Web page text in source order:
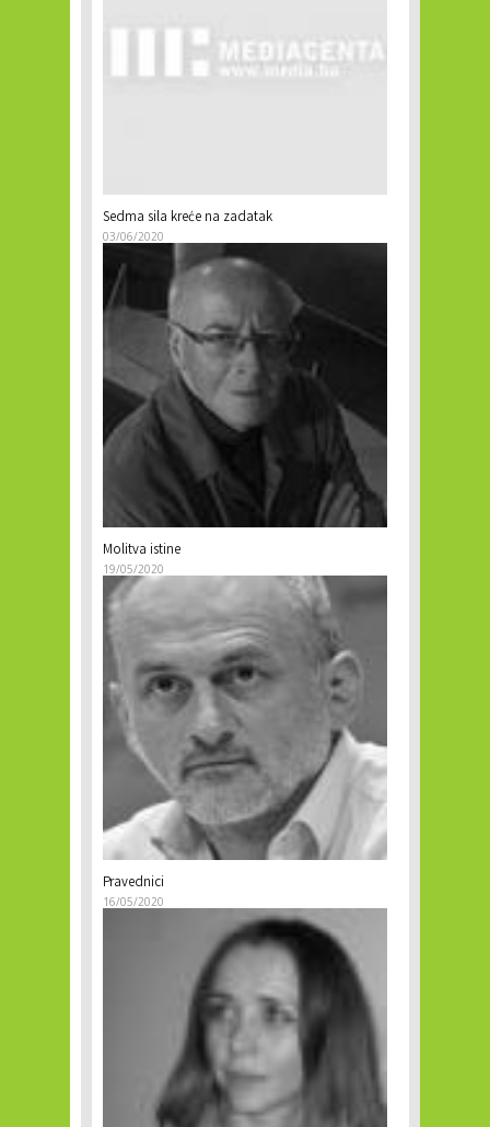
Sedma sila kreće na zadatak
03/06/2020
Molitva istine
19/05/2020
Pravednici
16/05/2020